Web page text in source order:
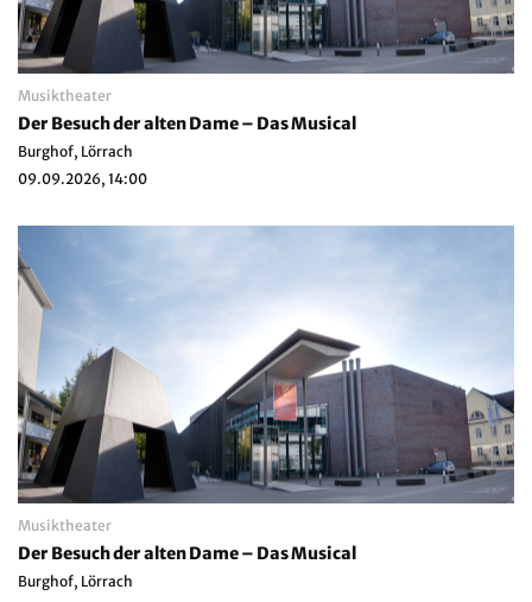
Musiktheater
Der Besuch der alten Dame – Das Musical
Burghof, Lörrach
09.09.2026, 14:00
Musiktheater
Der Besuch der alten Dame – Das Musical
Burghof, Lörrach